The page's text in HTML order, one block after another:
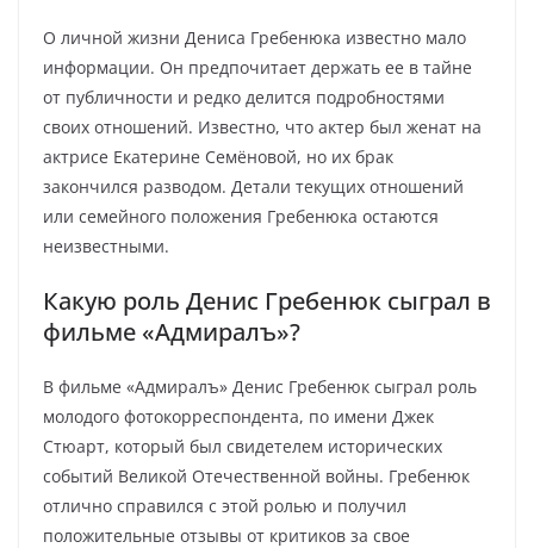
О личной жизни Дениса Гребенюка известно мало
информации. Он предпочитает держать ее в тайне
от публичности и редко делится подробностями
своих отношений. Известно, что актер был женат на
актрисе Екатерине Семёновой, но их брак
закончился разводом. Детали текущих отношений
или семейного положения Гребенюка остаются
неизвестными.
Какую роль Денис Гребенюк сыграл в
фильме «Адмиралъ»?
В фильме «Адмиралъ» Денис Гребенюк сыграл роль
молодого фотокорреспондента, по имени Джек
Стюарт, который был свидетелем исторических
событий Великой Отечественной войны. Гребенюк
отлично справился с этой ролью и получил
положительные отзывы от критиков за свое